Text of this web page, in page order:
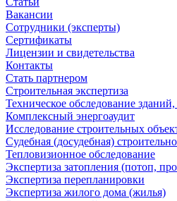
Вакансии
Сотрудники (эксперты)
Сертификаты
Лицензии и свидетельства
Контакты
Стать партнером
Строительная экспертиза
Техническое обследование
Комплексный энергоаудит
Исследование строительных
Судебная (досудебная)
Тепловизионное обследование
Экспертиза затопления (потоп,
Экспертиза перепланировки
Экспертиза жилого дома (жилья)